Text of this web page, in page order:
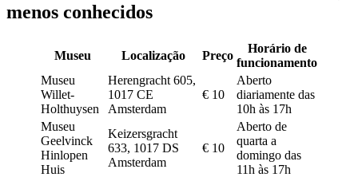
menos conhecidos
Museu Localização Preço
Horário de
funcionamento
Museu
Willet-
Holthuysen
Herengracht 605,
1017 CE
Amsterdam
€ 10
Aberto
diariamente das
10h às 17h
Museu
Geelvinck
Hinlopen
Huis
Keizersgracht
633, 1017 DS
Amsterdam
€ 10
Aberto de
quarta a
domingo das
11h às 17h